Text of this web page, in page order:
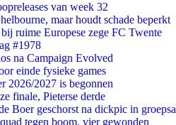
van week 32
maar houdt schade beperkt
ruime Europese zege FC Twente
#1978
na Campaign Evolved
einde fysieke games
2026/2027 is begonnen
finale, Pieterse derde
Boer geschorst na dickpic in
tegen boom, vier gewonden